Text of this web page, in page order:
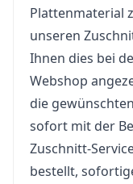
Plattenmaterial
unseren
Ihnen dies bei
Webshop
die
sofort mit der
Zuschnitt-
bestellt,